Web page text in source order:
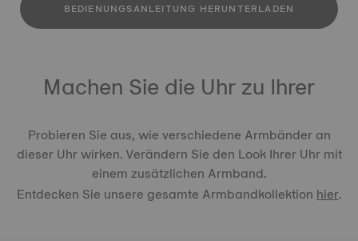
BEDIENUNGSANLEITUNG HERUNTERLADEN
Machen Sie die Uhr zu Ihrer
Probieren Sie aus, wie verschiedene Armbänder an
dieser Uhr wirken. Verändern Sie den Look Ihrer Uhr mit
einem zusätzlichen Armband.
Entdecken Sie unsere gesamte Armbandkollektionhier.